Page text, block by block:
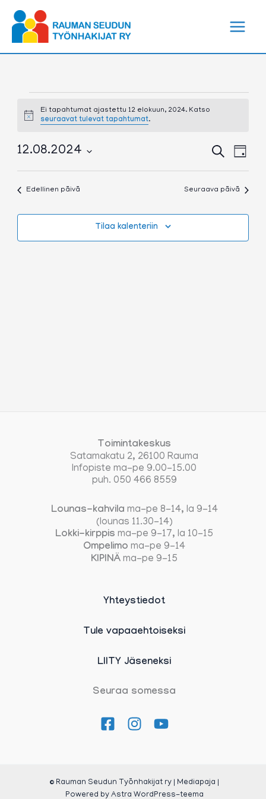
sisältöön
for
12
2024
Notice
Ei tapahtumat ajastettu 12 elokuun, 2024. Katso
seuraavat tulevat tapahtumat.
Tapahtumat
Etsi
aja
Näkymät
navigointi
Etsi
Päivä
12.08.2024
Edellinen päivä Seuraava päivä
Tilaa kalenteriin
Toimintakeskus
Satamakatu 2, 26100 Rauma
Infopiste ma-pe 9.00-15.00
puh. 050 466 8559
Lounas-kahvila ma-pe 8-14, la 9-14
(lounas 11.30-14)
Lokki-kirppis ma-pe 9-17, la 10-15
Ompelimo ma-pe 9-14
KIPINÄ ma-pe 9-15
Yhteystiedot
Tule vapaaehtoiseksi
LIITY Jäseneksi
Seuraa somessa
© Rauman Seudun Työnhakijat ry | Mediapaja |
Powered by Astra WordPress-teema